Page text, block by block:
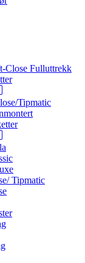
Close Fulluttrekk
Tipmatic
Tipmatic